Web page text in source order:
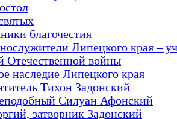
благочестия
Липецкого края –
Отечественной войны
наследие Липецкого края
Тихон Задонский
Силуан Афонский
затворник Задонский